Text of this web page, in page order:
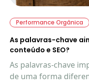
Performance Orgânica
As palavras-chave
conteúdo e SEO?
As palavras-chave
de uma forma